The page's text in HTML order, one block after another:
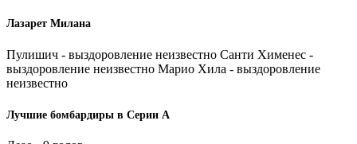
Лазарет Милана
Пулишич - выздоровление неизвестно Санти Хименес -
выздоровление неизвестно Марио Хила - выздоровление
неизвестно
Лучшие бомбардиры в Серии А